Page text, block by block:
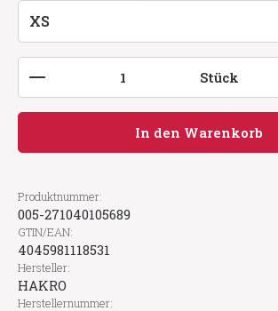
Produkt Anzahl: Gib den
Stück
In den Warenkorb
Produktnummer:
005-271040105689
GTIN/EAN:
4045981118531
Hersteller:
HAKRO
Herstellernummer: